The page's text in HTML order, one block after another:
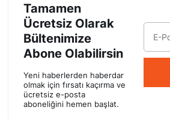
Tamamen
Ücretsiz Olarak
Bültenimize
Abone Olabilirsin
Yeni haberlerden haberdar
olmak için fırsatı kaçırma ve
ücretsiz e-posta
aboneliğini hemen başlat.